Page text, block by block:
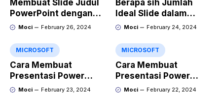
Membuat Slide Judul
PowerPoint dengan
Video Animasi
Moci February 26, 2024
Berapa sih Jumlah
Ideal Slide dalam
Sebuah Materi Power
Moci February 24, 2024
MICROSOFT
Cara Membuat
Presentasi Power
Point yang Keren
Moci February 23, 2024
MICROSOFT
Cara Membuat
Presentasi Power
Point yang Menarik
Moci February 22, 2024